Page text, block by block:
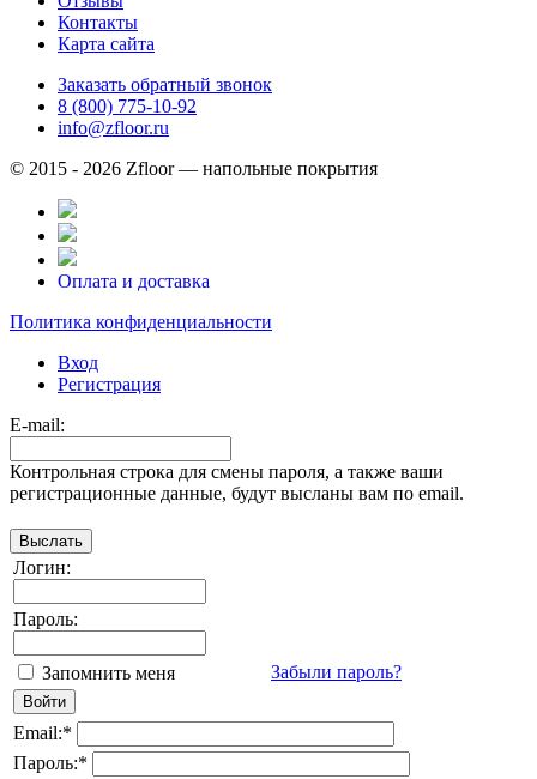
Контакты
Карта сайта
Заказать обратный звонок
8 (800) 775-10-92
info@zfloor.ru
© 2015 - 2026 Zfloor — напольные покрытия
Оплата и доставка
Политика конфиденциальности
Вход
Регистрация
E-mail:
Контрольная строка для смены пароля, а также ваши
регистрационные данные, будут высланы вам по email.
Логин:
Пароль:
Запомнить меня Забыли пароль?
Email:*
Пароль:*